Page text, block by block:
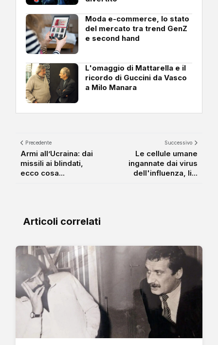
Moda e-commerce, lo stato
del mercato tra trend GenZ
e second hand
L'omaggio di Mattarella e il
ricordo di Guccini da Vasco
a Milo Manara
Precedente
Armi all’Ucraina: dai
missili ai blindati,
ecco cosa...
Successivo
Le cellule umane
ingannate dai virus
dell'influenza, li...
Articoli correlati